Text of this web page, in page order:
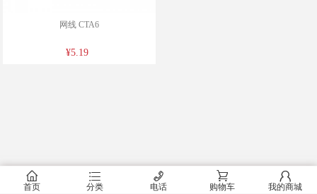
网线 CTA6
¥5.19
󰂠
首页
󰂦
分类
󰄫
电话
󰂟
购物车
󰂢
我的商城